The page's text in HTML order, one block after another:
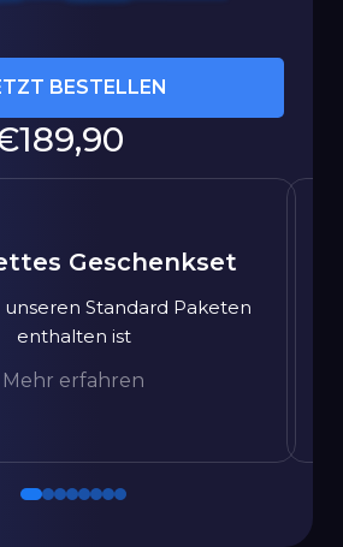
BESTELLEN
Geschenkset
unseren Standard Paketen
enthalten ist
Mehr erfahren